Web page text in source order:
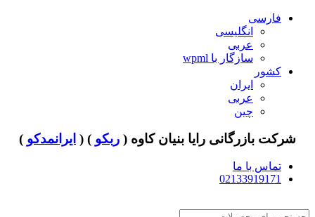
فارسی
انگلیسی
عربی
سازگار با wpml
کشور
ایران
عربی
چین
شرکت بازرگانی رایا بنیان کاوه ( ربکو ) ( ایرانمدکو )
تماس با ما
02133919171